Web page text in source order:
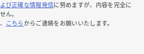
び正確な情報発信に努めますが、内容を完全に
ん。
こちら からご連絡をお願いいたします。